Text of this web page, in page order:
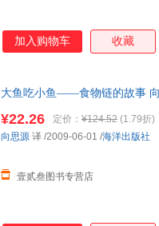
加入购物车 收藏
大鱼吃小鱼——食物链的故事
¥22.26 定价： ¥124.52 (1.79折)
壹贰叁图书专营店
向思源 译 /2009-06-01 /海洋出版社